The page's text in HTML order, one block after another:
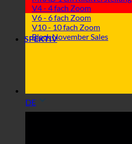
DE
V4 - 4 fach Zoom
V6 - 6 fach Zoom
V10 - 10 fach Zoom
Black November Sales
SPEKTIV